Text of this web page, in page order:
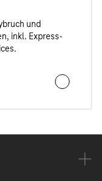
Unfall- und